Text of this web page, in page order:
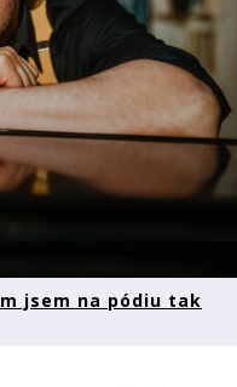
jsem na pódiu tak